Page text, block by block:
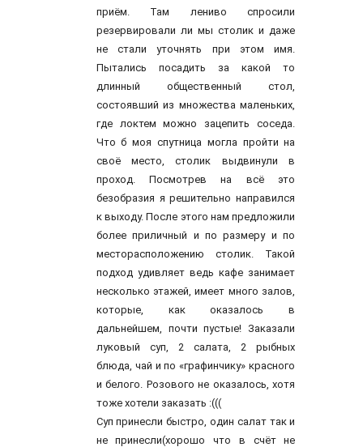
приём. Там лениво спросили
резервировали ли мы столик и даже
не стали уточнять при этом имя.
Пытались посадить за какой то
длинный общественный стол,
состоявший из множества маленьких,
где локтем можно зацепить соседа.
Что б моя спутница могла пройти на
своё место, столик выдвинули в
проход. Посмотрев на всё это
безобразия я решительно направился
к выходу. После этого нам предложили
более приличный и по размеру и по
месторасположению столик. Такой
подход удивляет ведь кафе занимает
несколько этажей, имеет много залов,
которые, как оказалось в
дальнейшем, почти пустые! Заказали
луковый суп, 2 салата, 2 рыбных
блюда, чай и по «графинчику» красного
и белого. Розового не оказалось, хотя
тоже хотели заказать :(((
Суп принесли быстро, один салат так и
не принесли(хорошо что в счёт не